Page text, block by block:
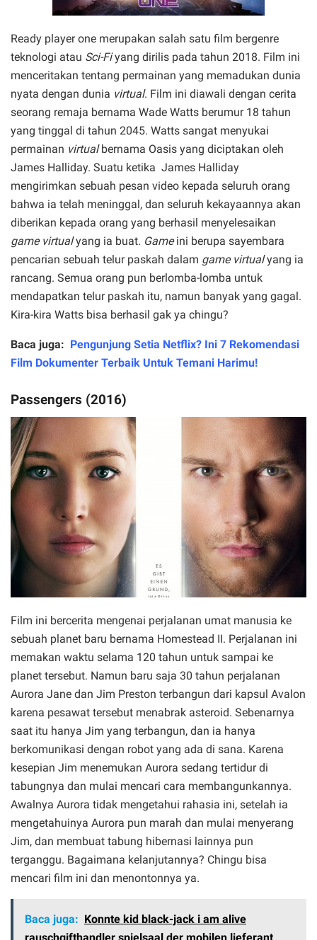
Ready player one merupakan salah satu film bergenre
teknologi atau Sci-Fiyang dirilis pada tahun 2018. Film ini
menceritakan tentang permainan yang memadukan dunia
nyata dengan dunia virtual. Film ini diawali dengan cerita
seorang remaja bernama Wade Watts berumur 18 tahun
yang tinggal di tahun 2045. Watts sangat menyukai
permainan virtualbernama Oasis yang diciptakan oleh
James Halliday. Suatu ketika James Halliday
mengirimkan sebuah pesan video kepada seluruh orang
bahwa ia telah meninggal, dan seluruh kekayaannya akan
diberikan kepada orang yang berhasil menyelesaikan
game virtualyang ia buat. Gameini berupa sayembara
pencarian sebuah telur paskah dalam game virtualyang ia
rancang. Semua orang pun berlomba-lomba untuk
mendapatkan telur paskah itu, namun banyak yang gagal.
Kira-kira Watts bisa berhasil gak ya chingu?
Baca juga: Pengunjung Setia Netflix? Ini 7 Rekomendasi
Film Dokumenter Terbaik Untuk Temani Harimu!
Passengers (2016)
Film ini bercerita mengenai perjalanan umat manusia ke
sebuah planet baru bernama Homestead II. Perjalanan ini
memakan waktu selama 120 tahun untuk sampai ke
planet tersebut. Namun baru saja 30 tahun perjalanan
Aurora Jane dan Jim Preston terbangun dari kapsul Avalon
karena pesawat tersebut menabrak asteroid. Sebenarnya
saat itu hanya Jim yang terbangun, dan ia hanya
berkomunikasi dengan robot yang ada di sana. Karena
kesepian Jim menemukan Aurora sedang tertidur di
tabungnya dan mulai mencari cara membangunkannya.
Awalnya Aurora tidak mengetahui rahasia ini, setelah ia
mengetahuinya Aurora pun marah dan mulai menyerang
Jim, dan membuat tabung hibernasi lainnya pun
terganggu. Bagaimana kelanjutannya? Chingu bisa
mencari film ini dan menontonnya ya.
Baca juga: Konnte kid black-jack i am alive